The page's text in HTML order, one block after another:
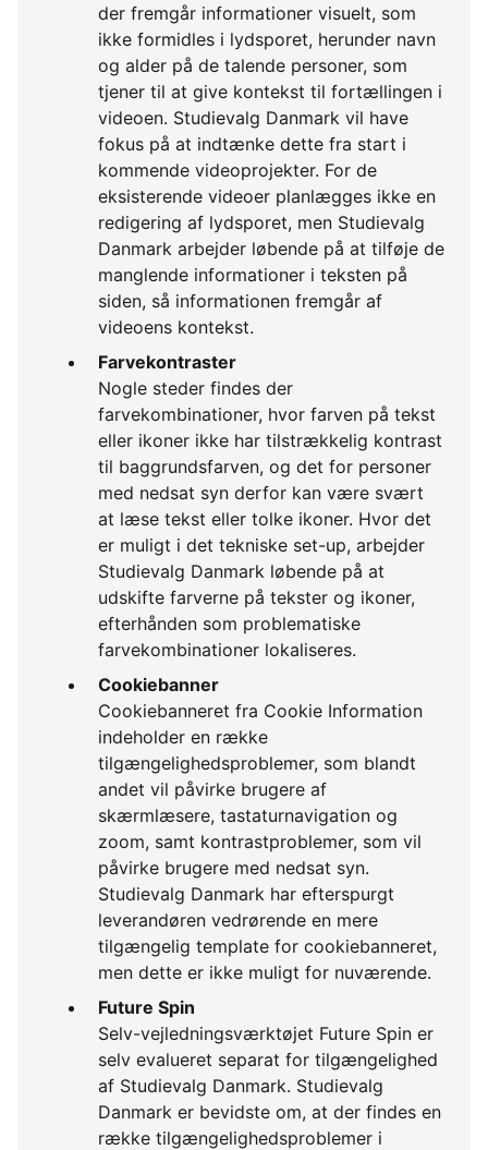
der fremgår informationer visuelt, som
ikke formidles i lydsporet, herunder navn
og alder på de talende personer, som
tjener til at give kontekst til fortællingen i
videoen. Studievalg Danmark vil have
fokus på at indtænke dette fra start i
kommende videoprojekter. For de
eksisterende videoer planlægges ikke en
redigering af lydsporet, men Studievalg
Danmark arbejder løbende på at tilføje de
manglende informationer i teksten på
siden, så informationen fremgår af
videoens kontekst.
Farvekontraster
Nogle steder findes der
farvekombinationer, hvor farven på tekst
eller ikoner ikke har tilstrækkelig kontrast
til baggrundsfarven, og det for personer
med nedsat syn derfor kan være svært
at læse tekst eller tolke ikoner. Hvor det
er muligt i det tekniske set-up, arbejder
Studievalg Danmark løbende på at
udskifte farverne på tekster og ikoner,
efterhånden som problematiske
farvekombinationer lokaliseres.
Cookiebanner
Cookiebanneret fra Cookie Information
indeholder en række
tilgængelighedsproblemer, som blandt
andet vil påvirke brugere af
skærmlæsere, tastaturnavigation og
zoom, samt kontrastproblemer, som vil
påvirke brugere med nedsat syn.
Studievalg Danmark har efterspurgt
leverandøren vedrørende en mere
tilgængelig template for cookiebanneret,
men dette er ikke muligt for nuværende.
Future Spin
Selv-vejledningsværktøjet Future Spin er
selv evalueret separat for tilgængelighed
af Studievalg Danmark. Studievalg
Danmark er bevidste om, at der findes en
række tilgængelighedsproblemer i